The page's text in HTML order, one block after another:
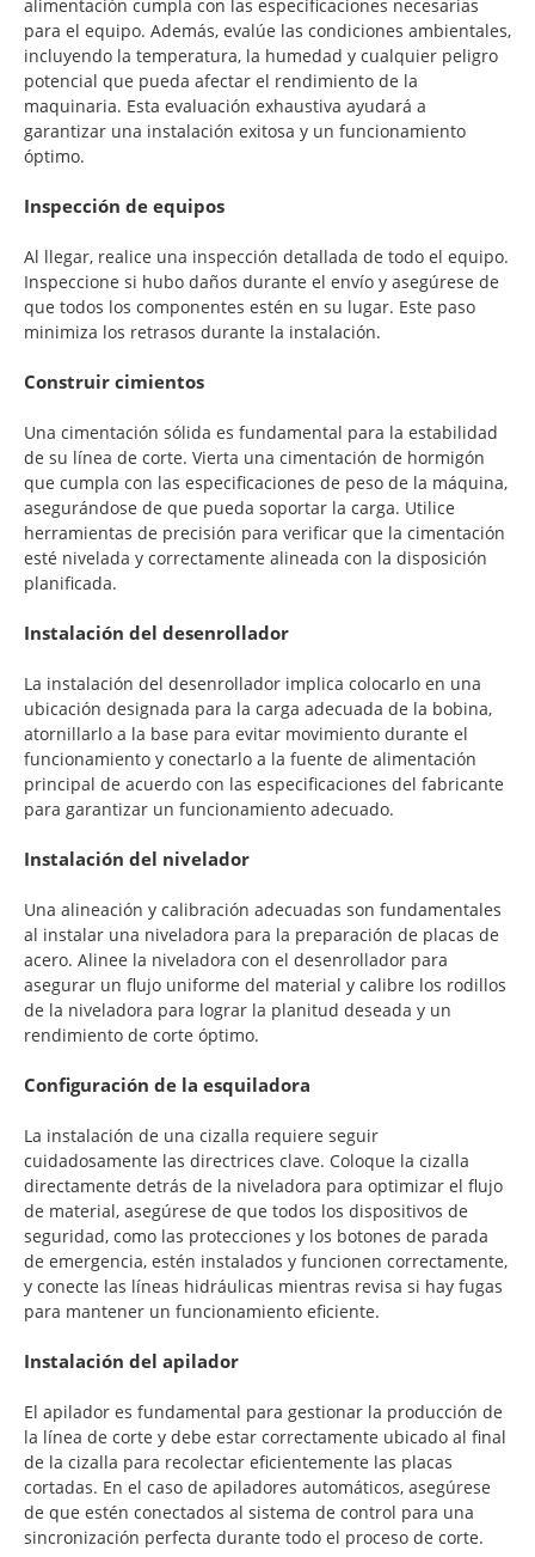
alimentación cumpla con las especificaciones necesarias
para el equipo. Además, evalúe las condiciones ambientales,
incluyendo la temperatura, la humedad y cualquier peligro
potencial que pueda afectar el rendimiento de la
maquinaria. Esta evaluación exhaustiva ayudará a
garantizar una instalación exitosa y un funcionamiento
óptimo.
Inspección de equipos
Al llegar, realice una inspección detallada de todo el equipo.
Inspeccione si hubo daños durante el envío y asegúrese de
que todos los componentes estén en su lugar. Este paso
minimiza los retrasos durante la instalación.
Construir cimientos
Una cimentación sólida es fundamental para la estabilidad
de su línea de corte. Vierta una cimentación de hormigón
que cumpla con las especificaciones de peso de la máquina,
asegurándose de que pueda soportar la carga. Utilice
herramientas de precisión para verificar que la cimentación
esté nivelada y correctamente alineada con la disposición
planificada.
Instalación del desenrollador
La instalación del desenrollador implica colocarlo en una
ubicación designada para la carga adecuada de la bobina,
atornillarlo a la base para evitar movimiento durante el
funcionamiento y conectarlo a la fuente de alimentación
principal de acuerdo con las especificaciones del fabricante
para garantizar un funcionamiento adecuado.
Instalación del nivelador
Una alineación y calibración adecuadas son fundamentales
al instalar una niveladora para la preparación de placas de
acero. Alinee la niveladora con el desenrollador para
asegurar un flujo uniforme del material y calibre los rodillos
de la niveladora para lograr la planitud deseada y un
rendimiento de corte óptimo.
Configuración de la esquiladora
La instalación de una cizalla requiere seguir
cuidadosamente las directrices clave. Coloque la cizalla
directamente detrás de la niveladora para optimizar el flujo
de material, asegúrese de que todos los dispositivos de
seguridad, como las protecciones y los botones de parada
de emergencia, estén instalados y funcionen correctamente,
y conecte las líneas hidráulicas mientras revisa si hay fugas
para mantener un funcionamiento eficiente.
Instalación del apilador
El apilador es fundamental para gestionar la producción de
la línea de corte y debe estar correctamente ubicado al final
de la cizalla para recolectar eficientemente las placas
cortadas. En el caso de apiladores automáticos, asegúrese
de que estén conectados al sistema de control para una
sincronización perfecta durante todo el proceso de corte.